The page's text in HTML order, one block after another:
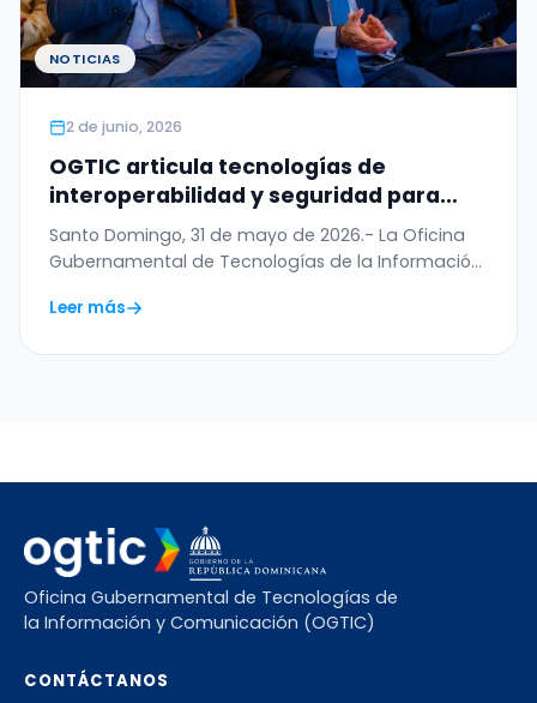
NOTICIAS
2 de junio, 2026
OGTIC articula tecnologías de
interoperabilidad y seguridad para
digitalizar el Permiso de Salida del
Menor
Santo Domingo, 31 de mayo de 2026.- La Oficina
Gubernamental de Tecnologías de la Información
Leer más
Oficina Gubernamental de Tecnologías de
la Información y Comunicación (OGTIC)
CONTÁCTANOS